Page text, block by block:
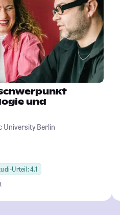
und
University Berlin
Urteil: 4.1